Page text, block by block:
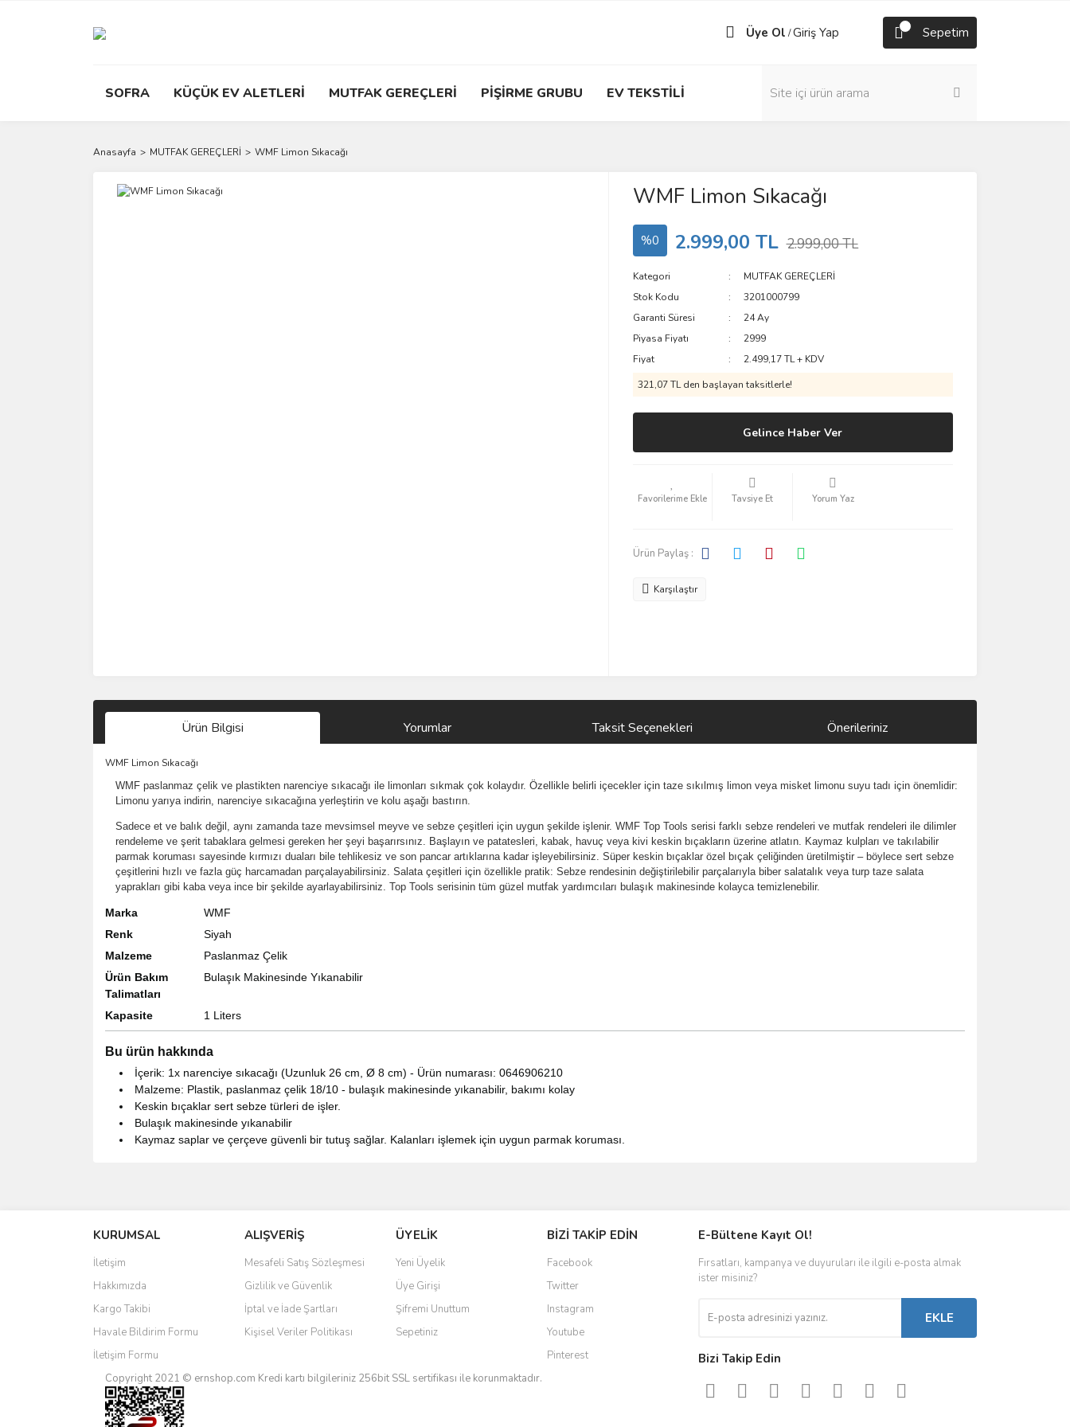
Üye Ol /Giriş Yap Sepetim
SOFRA KÜÇÜK EV ALETLERİ MUTFAK GEREÇLERİ PİŞİRME GRUBU EV TEKSTİLİ
Anasayfa MUTFAK GEREÇLERİ WMF Limon Sıkacağı
WMF Limon Sıkacağı
%0 2.999,00 TL 2.999,00 TL
Kategori
MUTFAK GEREÇLERİ
Stok Kodu
3201000799
Garanti Süresi
24 Ay
Piyasa Fiyatı
2999
Fiyat
2.499,17 TL + KDV
321,07 TL den başlayan taksitlerle!
Gelince Haber Ver
Tavsiye Et Yorum Yaz
Ürün Paylaş :
Karşılaştır
Ürün Bilgisi Yorumlar Taksit Seçenekleri Önerileriniz
WMF Limon Sıkacağı
WMF paslanmaz çelik ve plastikten narenciye sıkacağı ile limonları sıkmak çok kolaydır. Özellikle belirli içecekler için taze sıkılmış limon veya misket limonu suyu tadı için önemlidir:
Limonu yarıya indirin, narenciye sıkacağına yerleştirin ve kolu aşağı bastırın.
Sadece et ve balık değil, aynı zamanda taze mevsimsel meyve ve sebze çeşitleri için uygun şekilde işlenir. WMF Top Tools serisi farklı sebze rendeleri ve mutfak rendeleri ile dilimler
rendeleme ve şerit tabaklara gelmesi gereken her şeyi başarırsınız. Başlayın ve patatesleri, kabak, havuç veya kivi keskin bıçakların üzerine atlatın. Kaymaz kulpları ve takılabilir
parmak koruması sayesinde kırmızı duaları bile tehlikesiz ve son pancar artıklarına kadar işleyebilirsiniz. Süper keskin bıçaklar özel bıçak çeliğinden üretilmiştir – böylece sert sebze
çeşitlerini hızlı ve fazla güç harcamadan parçalayabilirsiniz. Salata çeşitleri için özellikle pratik: Sebze rendesinin değiştirilebilir parçalarıyla biber salatalık veya turp taze salata
yaprakları gibi kaba veya ince bir şekilde ayarlayabilirsiniz. Top Tools serisinin tüm güzel mutfak yardımcıları bulaşık makinesinde kolayca temizlenebilir.
Marka
WMF
Renk
Siyah
Malzeme
Paslanmaz Çelik
Ürün Bakım
Talimatları
Bulaşık Makinesinde Yıkanabilir
Kapasite 1 Liters
Bu ürün hakkında
İçerik: 1x narenciye sıkacağı (Uzunluk 26 cm, Ø 8 cm) - Ürün numarası: 0646906210
Malzeme: Plastik, paslanmaz çelik 18/10 - bulaşık makinesinde yıkanabilir, bakımı kolay
Keskin bıçaklar sert sebze türleri de işler.
Bulaşık makinesinde yıkanabilir
Kaymaz saplar ve çerçeve güvenli bir tutuş sağlar. Kalanları işlemek için uygun parmak koruması.
Ürün resmi kalitesiz, bozuk veya görüntülenemiyor.
Ürün açıklamasında eksik bilgiler bulunuyor.
Ürün bilgilerinde hatalar bulunuyor.
Ürün fiyatı diğer sitelerden daha pahalı.
Bu ürüne benzer farklı alternatifler olmalı.
KURUMSAL
İletişim
Hakkımızda
Kargo Takibi
Havale Bildirim Formu
İletişim Formu
ALIŞVERİŞ
Mesafeli Satış Sözleşmesi
Gizlilik ve Güvenlik
İptal ve İade Şartları
Kişisel Veriler Politikası
ÜYELİK
Yeni Üyelik
Üye Girişi
Şifremi Unuttum
Sepetiniz
BİZİ TAKİP EDİN
Facebook
Twitter
Instagram
Youtube
Pinterest
Copyright 2021 © ernshop.com Kredi kartı bilgileriniz 256bit SSL sertifikası ile korunmaktadır.
E-Bültene Kayıt Ol!
Fırsatları, kampanya ve duyuruları ile ilgili e-posta almak
ister misiniz?
EKLE
Bizi Takip Edin